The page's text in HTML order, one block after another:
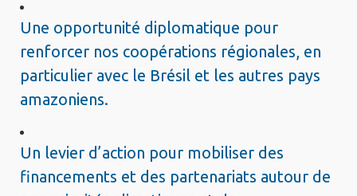
Une opportunité diplomatique pour
renforcer nos coopérations régionales, en
particulier avec le Brésil et les autres pays
amazoniens.
Un levier d’action pour mobiliser des
financements et des partenariats autour de